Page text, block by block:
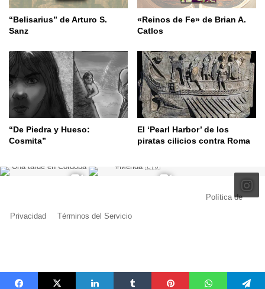
“Belisarius” de Arturo S.
Sanz
«Reinos de Fe» de Brian A.
Catlos
“De Piedra y Hueso:
Cosmita”
El ‘Pearl Harbor’ de los
piratas cilicios contra Roma
Política de
Privacidad Términos del Servicio
Me